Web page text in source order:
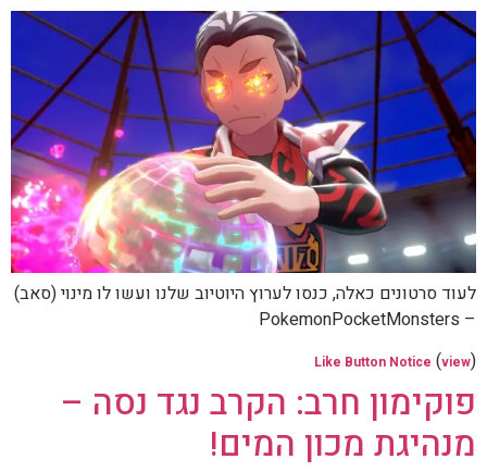
לעוד סרטונים כאלה, כנסו לערוץ היוטיוב שלנו ועשו לו מינוי (סאב)
– PokemonPocketMonsters
Like Button Notice (view)
פוקימון חרב: הקרב נגד נסה –
מנהיגת מכון המים!